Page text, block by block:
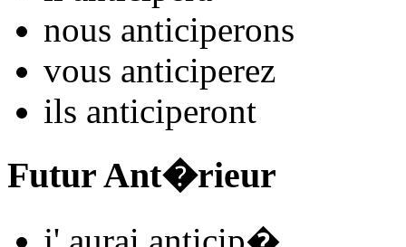
nous anticiperons
vous anticiperez
ils anticiperont
Futur Ant�rieur